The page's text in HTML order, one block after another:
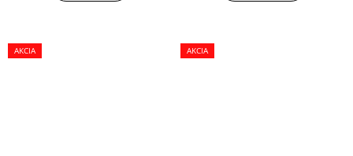
AKCIA AKCIA